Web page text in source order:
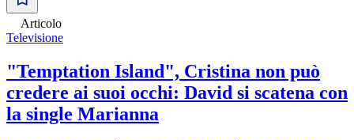
Articolo
Televisione
"Temptation Island", Cristina non può
credere ai suoi occhi: David si scatena con
la single Marianna